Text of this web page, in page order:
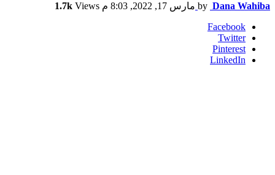
by Dana Wahiba مارس 17, 2022, 8:03 م 1.7k Views
Facebook
Twitter
Pinterest
LinkedIn